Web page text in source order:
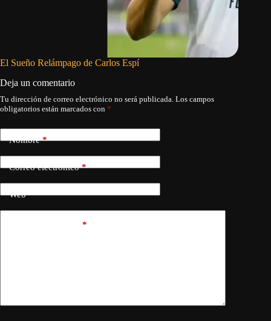
El Sueño Relámpago de Carlos Espí
Deja un comentario
Tu dirección de correo electrónico no será publicada. Los campos
obligatorios están marcados con *
Nombre*
Correo electrónico*
Web
*